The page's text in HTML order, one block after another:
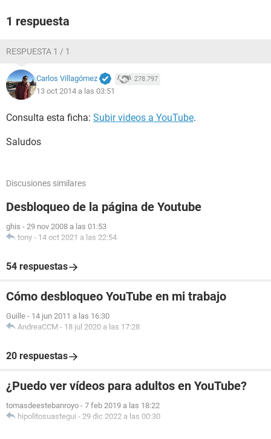
1 respuesta
RESPUESTA 1 / 1
Carlos Villagómez 278.797
13 oct 2014 a las 03:51
Consulta esta ficha: Subir videos a YouTube.
Saludos
Discusiones similares
Desbloqueo de la página de Youtube
ghis - 29 nov 2008 a las 01:53
tony - 14 oct 2021 a las 22:54
54 respuestas
Cómo desbloqueo YouTube en mi trabajo
Guille - 14 jun 2011 a las 16:30
AndreaCCM - 18 jul 2020 a las 17:28
20 respuestas
¿Puedo ver vídeos para adultos en YouTube?
tomasdeestebanroyo - 7 feb 2019 a las 18:22
hipolitosuastegui - 29 dic 2022 a las 00:30